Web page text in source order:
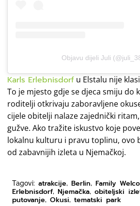
Objavu dijeli Juli
Karls Erlebnisdorf u Elstalu nije
To je mjesto gdje se djeca smiju do
roditelji otkrivaju zaboravljene
cijele obitelji nalaze zajednički
gužve. Ako tražite iskustvo koje
lokalnu kulturu i pravu toplinu, ovo
od zabavnijih izleta u Njemačkoj.
Tagovi: atrakcije, Berlin, Family
Erlebnisdorf, Njemačka, obiteljski
putovanje, Okusi, tematski park